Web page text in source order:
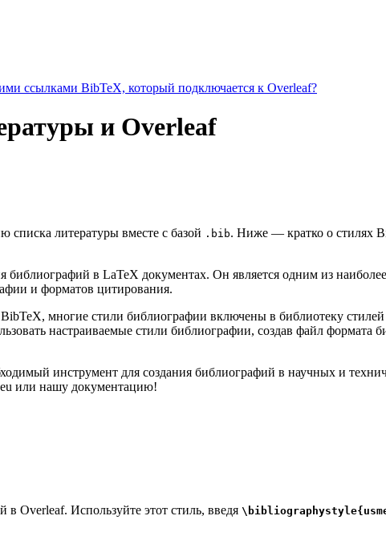
ссылками BibTeX, который подключается к Overleaf?
и Overleaf
списка литературы вместе с базой .bib. Ниже — кратко о стилях
в LaTeX документах. Он является одним из
и форматов цитирования.
многие стили библиографии включены в библиотеку
настраиваемые стили библиографии, создав файл формата
инструмент для создания библиографий в научных и
или нашу документацию!
Overleaf. Используйте этот стиль, введя